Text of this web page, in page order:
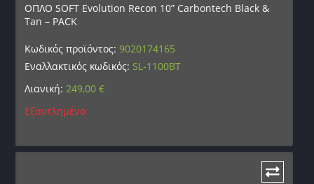
ΟΠΛΟ SOFT Evolution Recon 10” Carbontech Black &
Tan – PACK
Κωδικός προϊόντος:9020174165
Εναλλακτικός κωδικός: SL-1100BT
Λιανική: 249,00€
Εξαντλημένο